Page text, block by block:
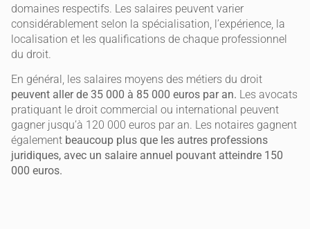
domaines respectifs. Les salaires peuvent varier
considérablement selon la spécialisation, l’expérience, la
localisation et les qualifications de chaque professionnel
du droit.
En général, les salaires moyens des métiers du droit
peuvent aller de 35 000 à 85 000 euros par an. Les avocats
pratiquant le droit commercial ou international peuvent
gagner jusqu’à 120 000 euros par an. Les notaires gagnent
également beaucoup plus que les autres professions
juridiques, avec un salaire annuel pouvant atteindre 150
000 euros.